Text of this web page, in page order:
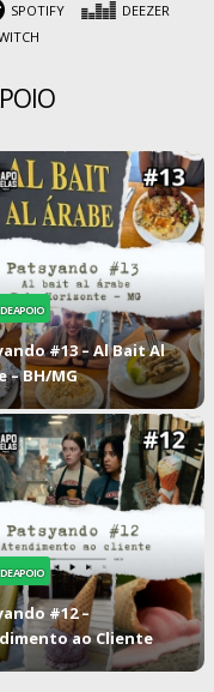
SPOTIFY
DEEZER
APOIO
#13 – Al Bait Al
– BH/MG
APOIO
#12 –
ao Cliente